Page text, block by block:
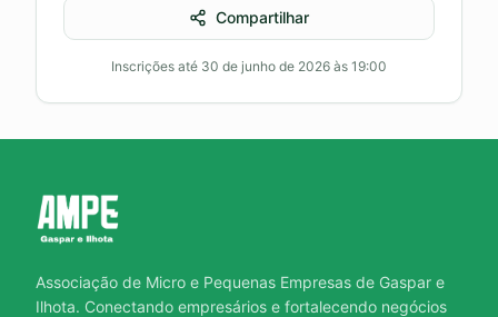
Compartilhar
Inscrições até 30 de junho de 2026 às 19:00
Associação de Micro e Pequenas Empresas de Gaspar e
Ilhota. Conectando empresários e fortalecendo negócios